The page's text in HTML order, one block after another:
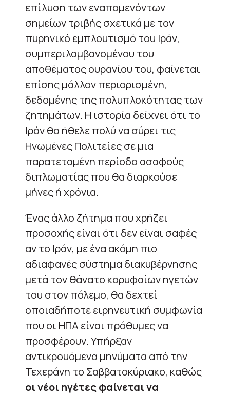
επίλυση των εναπομενόντων
σημείων τριβής σχετικά με τον
πυρηνικό εμπλουτισμό του Ιράν,
συμπεριλαμβανομένου του
αποθέματος ουρανίου του, φαίνεται
επίσης μάλλον περιορισμένη,
δεδομένης της πολυπλοκότητας των
ζητημάτων. Η ιστορία δείχνει ότι το
Ιράν θα ήθελε πολύ να σύρει τις
Ηνωμένες Πολιτείες σε μια
παρατεταμένη περίοδο ασαφούς
διπλωματίας που θα διαρκούσε
μήνες ή χρόνια.
Ένας άλλο ζήτημα που χρήζει
προσοχής είναι ότι δεν είναι σαφές
αν το Ιράν, με ένα ακόμη πιο
αδιαφανές σύστημα διακυβέρνησης
μετά τον θάνατο κορυφαίων ηγετών
του στον πόλεμο, θα δεχτεί
οποιαδήποτε ειρηνευτική συμφωνία
που οι ΗΠΑ είναι πρόθυμες να
προσφέρουν. Υπήρξαν
αντικρουόμενα μηνύματα από την
Τεχεράνη το Σαββατοκύριακο, καθώς
οι νέοι ηγέτες φαίνεται να